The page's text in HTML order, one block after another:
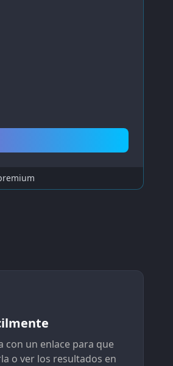
con un enlace para que
o ver los resultados en